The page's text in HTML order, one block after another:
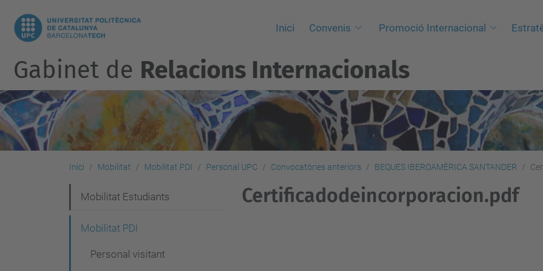
Inici Convenis Promoció Internacional
Gabinet de Relacions Internacionals
Inici Mobilitat Mobilitat PDI Personal UPC Convocatòries anteriors BEQUES IBEROAMÈRICA SANTANDER
Certificadodeincorporacion.pdf
a
Mobilitat Estudiants
Mobilitat PDI
Personal visitant